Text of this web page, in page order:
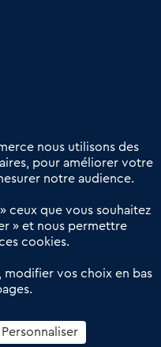
dédié aux transactions
service du commerce de
nous utilisons des
pour améliorer votre
notre audience.
ceux que vous souhaitez
» et nous permettre
cookies.
vos choix en bas
Personnaliser